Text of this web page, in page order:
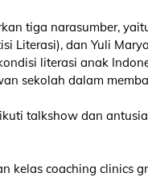
tiga narasumber,
Literasi), dan Yuli
literasi anak
sekolah dalam
talkshow dan
kelas coaching clinics